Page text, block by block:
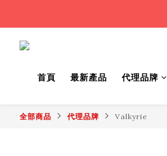
首頁 最新產品 代理品牌
全部商品 代理品牌 Valkyrie